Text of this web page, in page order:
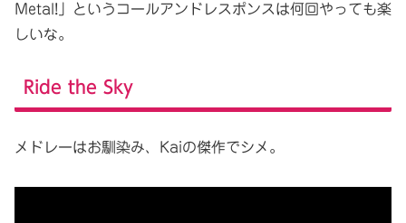
Metal!」というコールアンドレスポンスは何回やっても楽
しいな。
Ride the Sky
メドレーはお馴染み、Kaiの傑作でシメ。